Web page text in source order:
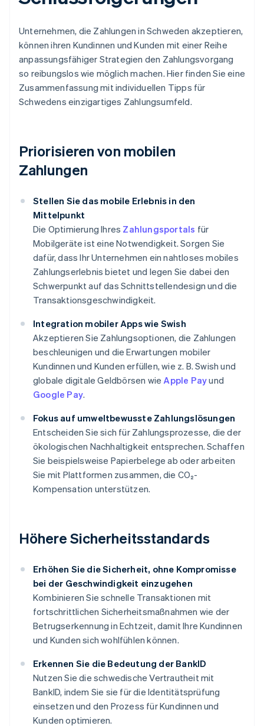
Unternehmen, die Zahlungen in Schweden akzeptieren,
können ihren Kundinnen und Kunden mit einer Reihe
anpassungsfähiger Strategien den Zahlungsvorgang
so reibungslos wie möglich machen. Hier finden Sie eine
Zusammenfassung mit individuellen Tipps für
Schwedens einzigartiges Zahlungsumfeld.
Priorisieren von mobilen
Zahlungen
Stellen Sie das mobile Erlebnis in den
Mittelpunkt
Die Optimierung Ihres Zahlungsportals für
Mobilgeräte ist eine Notwendigkeit. Sorgen Sie
dafür, dass Ihr Unternehmen ein nahtloses mobiles
Zahlungserlebnis bietet und legen Sie dabei den
Schwerpunkt auf das Schnittstellendesign und die
Transaktionsgeschwindigkeit.
Integration mobiler Apps wie Swish
Akzeptieren Sie Zahlungsoptionen, die Zahlungen
beschleunigen und die Erwartungen mobiler
Kundinnen und Kunden erfüllen, wie z. B. Swish und
globale digitale Geldbörsen wieApple Payund
Google Pay.
Fokus auf umweltbewusste Zahlungslösungen
Entscheiden Sie sich für Zahlungsprozesse, die der
ökologischen Nachhaltigkeit entsprechen. Schaffen
Sie beispielsweise Papierbelege ab oder arbeiten
Sie mit Plattformen zusammen, die CO₂-
Kompensation unterstützen.
Höhere Sicherheitsstandards
Erhöhen Sie die Sicherheit, ohne Kompromisse
bei der Geschwindigkeit einzugehen
Kombinieren Sie schnelle Transaktionen mit
fortschrittlichen Sicherheitsmaßnahmen wie der
Betrugserkennung in Echtzeit, damit Ihre Kundinnen
und Kunden sich wohlfühlen können.
Erkennen Sie die Bedeutung der BankID
Nutzen Sie die schwedische Vertrautheit mit
BankID, indem Sie sie für die Identitätsprüfung
einsetzen und den Prozess für Kundinnen und
Kunden optimieren.